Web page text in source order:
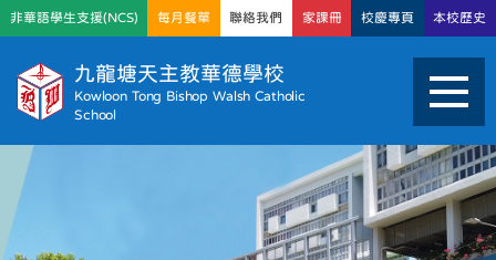
九龍塘天主教華德學校
Kowloon Tong Bishop Walsh Catholic
School
非華語學生支援(NCS) 每月餐單 聯絡我們 家課冊 校慶專頁 本校歷史